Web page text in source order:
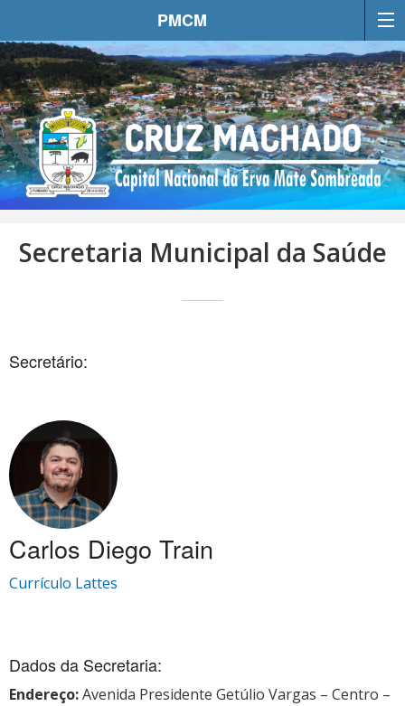
PMCM
Secretaria Municipal da Saúde
Secretário:
Carlos Diego Train
Currículo Lattes
Dados da Secretaria:
Endereço:Avenida Presidente Getúlio Vargas – Centro –